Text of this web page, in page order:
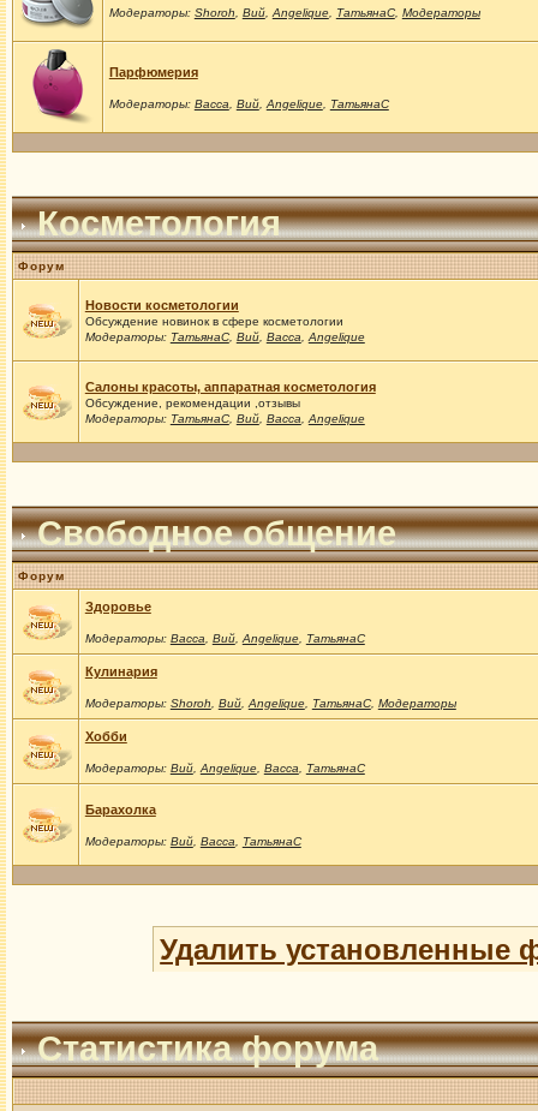
Модераторы: Shoroh Вий, Angelique, ТатьянаС, Модераторы
Парфюмерия
Модераторы: Васса Вий, Angelique, ТатьянаС
Косметология
Форум
Новости косметологии
Обсуждение новинок в сфере косметологии
Модераторы: ТатьянаС, Вий, Васса Angelique
Салоны красоты, аппаратная косметология
Обсуждение, рекомендации ,отзывы
Модераторы: ТатьянаС, Вий, Васса Angelique
Свободное общение
Форум
Здоровье
Модераторы: Васса Вий, Angelique, ТатьянаС
Кулинария
Модераторы: Shoroh Вий, Angelique, ТатьянаС, Модераторы
Хобби
Модераторы: Вий, Angelique, Васса ТатьянаС
Барахолка
Модераторы: Вий, Васса ТатьянаС
Удалить установленные
Статистика форума